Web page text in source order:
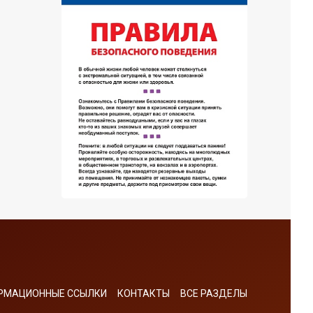
ССЫЛКИ КОНТАКТЫ ВСЕ РАЗДЕЛЫ